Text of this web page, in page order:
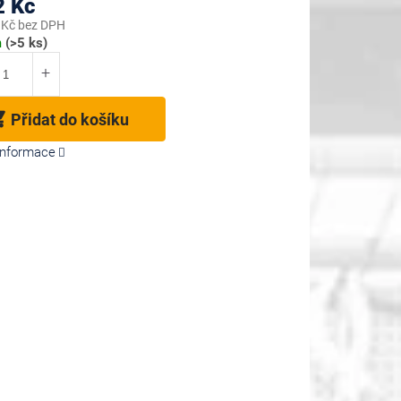
Kč
bez DPH
(>5 ks)
Přidat do košíku